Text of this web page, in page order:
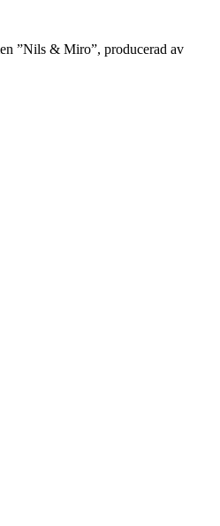
”Nils & Miro”, producerad av